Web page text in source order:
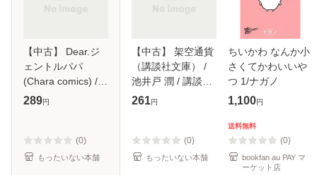
【中古】 Dear.ジ
ェントルパパ
(Chara comics) /
大和名瀬 / 徳間書
289円
(0)
もったいない本舗
【中古】 架空通貨
（講談社文庫） /
池井戸 潤 / 講談社
[文庫]【メール便送
261円
(0)
もったいない本舗
ちいかわ なんか小
さくてかわいいや
つ 1/ナガノ
1,100円
送料無料
(0)
bookfan au PAY マ
ーケット店